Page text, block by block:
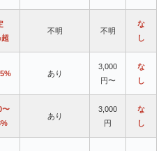
不明 不明
な
し
あり
3,000
円〜
な
し
〜
あり
3,000
円
な
し